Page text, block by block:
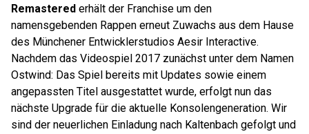
Remastered erhält der Franchise um den
namensgebenden Rappen erneut Zuwachs aus dem Hause
des Münchener Entwicklerstudios Aesir Interactive.
Nachdem das Videospiel 2017 zunächst unter dem Namen
Ostwind: Das Spiel bereits mit Updates sowie einem
angepassten Titel ausgestattet wurde, erfolgt nun das
nächste Upgrade für die aktuelle Konsolengeneration. Wir
sind der neuerlichen Einladung nach Kaltenbach gefolgt und